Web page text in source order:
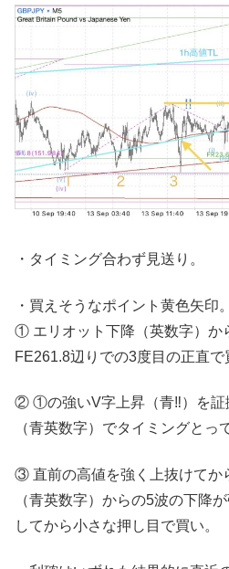
・タイミング合わず見送り。
・買えそうなポイント黄色矢印。
① エリオット下降（英数字）か
FE261.8辺りでの3度目の正直で
② ①の強いV字上昇（青‼︎）を証
（青英数字）でタイミングとっ
③ 直前の高値を強く上抜けてか
（青英数字）からの5波の下降
してから小さな押し目で買い。